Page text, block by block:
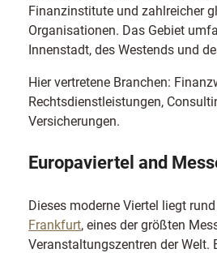
Finanzinstitute und zahlreicher
Organisationen. Das Gebiet
Innenstadt, des Westends und
Hier vertretene Branchen:
Rechtsdienstleistungen,
Versicherungen.
Europaviertel and
Dieses moderne Viertel liegt
Frankfurt, eines der größten
Veranstaltungszentren der Welt.